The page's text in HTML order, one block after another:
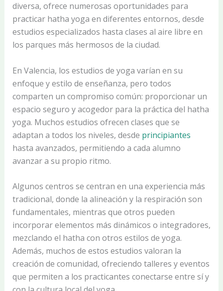
diversa, ofrece numerosas oportunidades para
practicar hatha yoga en diferentes entornos, desde
estudios especializados hasta clases al aire libre en
los parques más hermosos de la ciudad.
En Valencia, los estudios de yoga varían en su
enfoque y estilo de enseñanza, pero todos
comparten un compromiso común: proporcionar un
espacio seguro y acogedor para la práctica del hatha
yoga. Muchos estudios ofrecen clases que se
adaptan a todos los niveles, desde principiantes
hasta avanzados, permitiendo a cada alumno
avanzar a su propio ritmo.
Algunos centros se centran en una experiencia más
tradicional, donde la alineación y la respiración son
fundamentales, mientras que otros pueden
incorporar elementos más dinámicos o integradores,
mezclando el hatha con otros estilos de yoga.
Además, muchos de estos estudios valoran la
creación de comunidad, ofreciendo talleres y eventos
que permiten a los practicantes conectarse entre sí y